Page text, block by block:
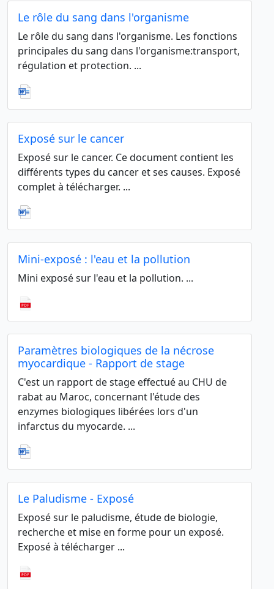
Le rôle du sang dans l'organisme
Le rôle du sang dans l'organisme. Les fonctions
principales du sang dans l'organisme:transport,
régulation et protection. ...
Exposé sur le cancer
Exposé sur le cancer. Ce document contient les
différents types du cancer et ses causes. Exposé
complet à télécharger. ...
Mini-exposé : l'eau et la pollution
Mini exposé sur l'eau et la pollution. ...
Paramètres biologiques de la nécrose
myocardique - Rapport de stage
C'est un rapport de stage effectué au CHU de
rabat au Maroc, concernant l'étude des
enzymes biologiques libérées lors d'un
infarctus du myocarde. ...
Le Paludisme - Exposé
Exposé sur le paludisme, étude de biologie,
recherche et mise en forme pour un exposé.
Exposé à télécharger ...